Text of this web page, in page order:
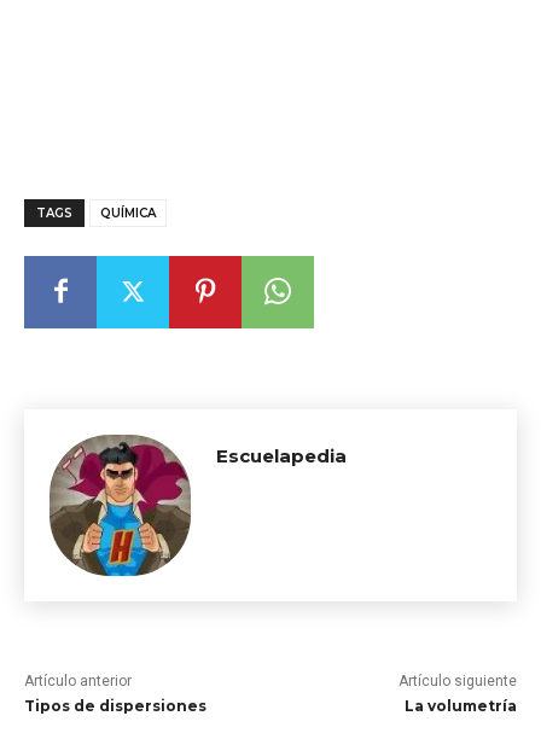
TAGS QUÍMICA
Escuelapedia
Artículo anterior
Tipos de dispersiones
Artículo siguiente
La volumetría